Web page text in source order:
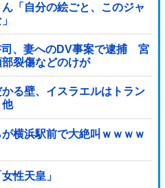
「自分の絵ごと、このジャ
司、妻へのDV事案で逮捕 宮
裂傷などのけが
る壁、イスラエルはトラン
他
横浜駅前で大絶叫ｗｗｗｗ
性天皇」